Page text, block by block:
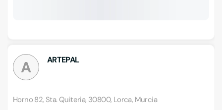
A ARTEPAL
Horno 82, Sta. Quiteria, 30800, Lorca, Murcia